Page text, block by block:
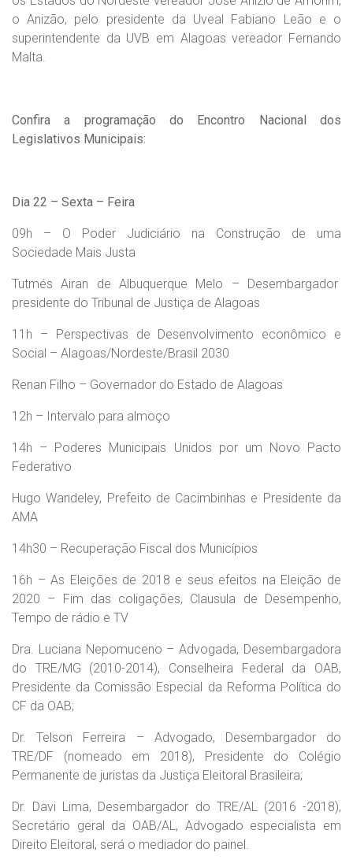
o Anizão, pelo presidente da Uveal Fabiano Leão e o
superintendente da UVB em Alagoas vereador Fernando
Malta.
Confira a programação do Encontro Nacional dos
Legislativos Municipais:
Dia 22 – Sexta – Feira
09h – O Poder Judiciário na Construção de uma
Sociedade Mais Justa
Tutmés Airan de Albuquerque Melo – Desembargador
presidente do Tribunal de Justiça de Alagoas
11h – Perspectivas de Desenvolvimento econômico e
Social – Alagoas/Nordeste/Brasil 2030
Renan Filho – Governador do Estado de Alagoas
12h – Intervalo para almoço
14h – Poderes Municipais Unidos por um Novo Pacto
Federativo
Hugo Wandeley, Prefeito de Cacimbinhas e Presidente da
AMA
14h30 – Recuperação Fiscal dos Municípios
16h – As Eleições de 2018 e seus efeitos na Eleição de
2020 – Fim das coligações, Clausula de Desempenho,
Tempo de rádio e TV
Dra. Luciana Nepomuceno – Advogada, Desembargadora
do TRE/MG (2010-2014), Conselheira Federal da OAB,
Presidente da Comissão Especial da Reforma Política do
CF da OAB;
Dr. Telson Ferreira – Advogado, Desembargador do
TRE/DF (nomeado em 2018), Presidente do Colégio
Permanente de juristas da Justiça Eleitoral Brasileira;
Dr. Davi Lima, Desembargador do TRE/AL (2016 -2018),
Secretário geral da OAB/AL, Advogado especialista em
Direito Eleitoral, será o mediador do painel.